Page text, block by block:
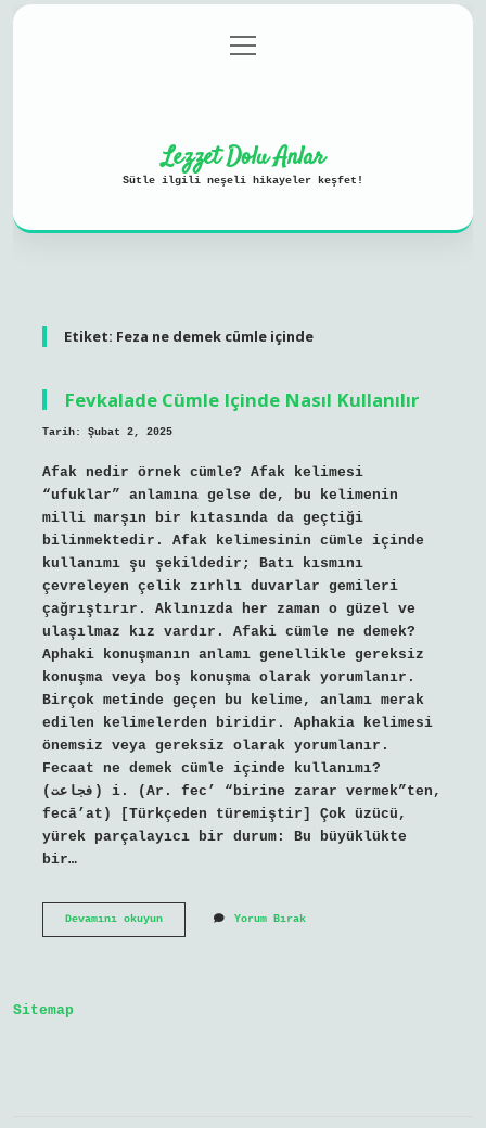
Gizlilik Politikası
menüyü
aç
Lezzet Dolu Anlar
Sütle ilgili neşeli hikayeler keşfet!
Etiket: Feza ne demek cümle içinde
Fevkalade Cümle Içinde Nasıl Kullanılır
Tarih: Şubat 2, 2025
Afak nedir örnek cümle? Afak kelimesi
“ufuklar” anlamına gelse de, bu kelimenin
milli marşın bir kıtasında da geçtiği
bilinmektedir. Afak kelimesinin cümle içinde
kullanımı şu şekildedir; Batı kısmını
çevreleyen çelik zırhlı duvarlar gemileri
çağrıştırır. Aklınızda her zaman o güzel ve
ulaşılmaz kız vardır. Afaki cümle ne demek?
Aphaki konuşmanın anlamı genellikle gereksiz
konuşma veya boş konuşma olarak yorumlanır.
Birçok metinde geçen bu kelime, anlamı merak
edilen kelimelerden biridir. Aphakia kelimesi
önemsiz veya gereksiz olarak yorumlanır.
Fecaat ne demek cümle içinde kullanımı?
(ﻓﺠﺎﻋﺖ) i. (Ar. fec’ “birine zarar vermek”ten,
fecā’at) [Türkçeden türemiştir] Çok üzücü,
yürek parçalayıcı bir durum: Bu büyüklükte
bir…
Devamını okuyunFevkalade
Yorum Bırak
Sitemap